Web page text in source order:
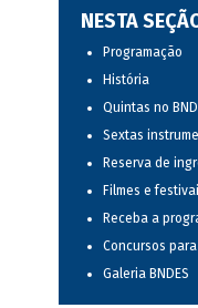
NESTA
Programação
História
Quintas no
Sextas
Reserva de
Filmes e
Receba a
Concursos
Galeria BNDES